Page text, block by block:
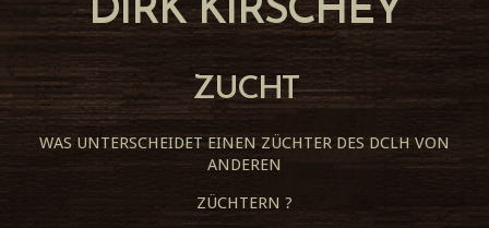
DIRK KIRSCHEY
ZUCHT
WAS UNTERSCHEIDET EINEN ZÜCHTER DES DCLH VON
ANDEREN
ZÜCHTERN ?